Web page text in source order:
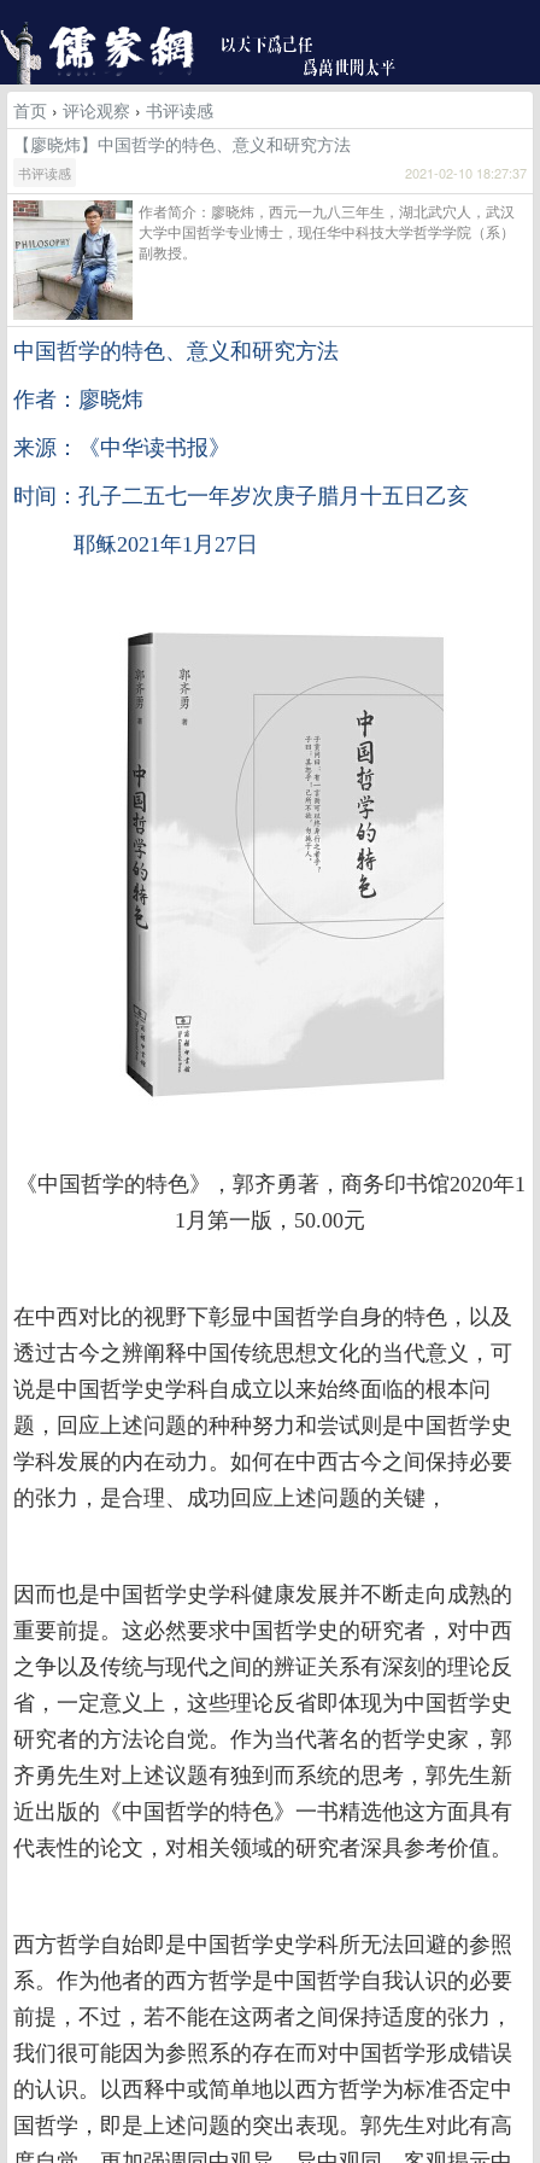
首页 › 评论观察 › 书评读感
【廖晓炜】中国哲学的特色、意义和研究方法
书评读感 2021-02-10 18:27:37
作者简介：廖晓炜，西元一九八三年生，湖北武穴人，武汉
大学中国哲学专业博士，现任华中科技大学哲学学院（系）
副教授。
中国哲学的特色、意义和研究方法
作者：廖晓炜
来源：《中华读书报》
时间：孔子二五七一年岁次庚子腊月十五日乙亥
耶稣2021年1月27日
《中国哲学的特色》，郭齐勇著，商务印书馆2020年1
1月第一版，50.00元
在中西对比的视野下彰显中国哲学自身的特色，以及
透过古今之辨阐释中国传统思想文化的当代意义，可
说是中国哲学史学科自成立以来始终面临的根本问
题，回应上述问题的种种努力和尝试则是中国哲学史
学科发展的内在动力。如何在中西古今之间保持必要
的张力，是合理、成功回应上述问题的关键，
因而也是中国哲学史学科健康发展并不断走向成熟的
重要前提。这必然要求中国哲学史的研究者，对中西
之争以及传统与现代之间的辨证关系有深刻的理论反
省，一定意义上，这些理论反省即体现为中国哲学史
研究者的方法论自觉。作为当代著名的哲学史家，郭
齐勇先生对上述议题有独到而系统的思考，郭先生新
近出版的《中国哲学的特色》一书精选他这方面具有
代表性的论文，对相关领域的研究者深具参考价值。
西方哲学自始即是中国哲学史学科所无法回避的参照
系。作为他者的西方哲学是中国哲学自我认识的必要
前提，不过，若不能在这两者之间保持适度的张力，
我们很可能因为参照系的存在而对中国哲学形成错误
的认识。以西释中或简单地以西方哲学为标准否定中
国哲学，即是上述问题的突出表现。郭先生对此有高